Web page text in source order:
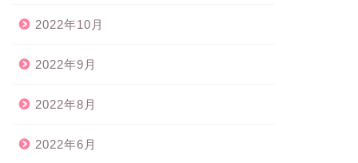
2022年10月
2022年9月
2022年8月
2022年6月